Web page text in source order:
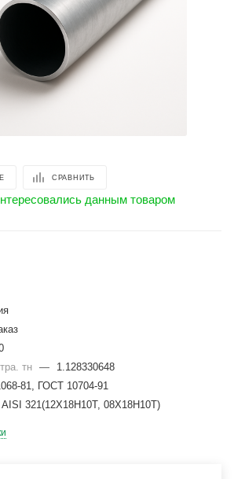
СРАВНИТЬ
данным товаром
тн —
1.128330648
81, ГОСТ 10704-91
AISI 321(12Х18Н10Т, 08Х18Н10Т)